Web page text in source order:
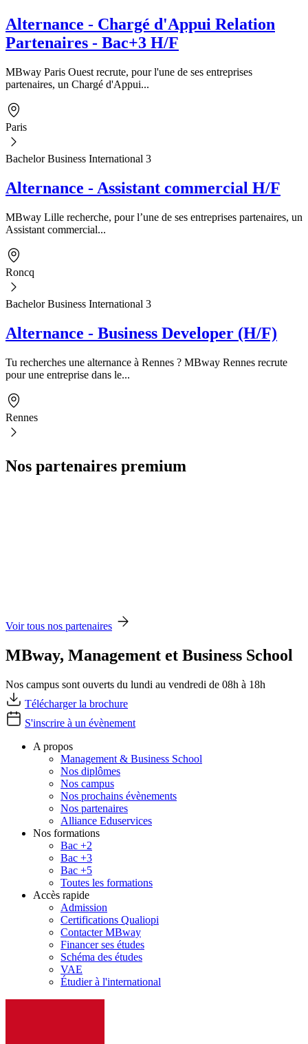
Alternance - Chargé d'Appui Relation
Partenaires - Bac+3 H/F
MBway Paris Ouest recrute, pour l'une de ses entreprises
partenaires, un Chargé d'Appui...
Paris
Bachelor Business International 3
Alternance - Assistant commercial H/F
MBway Lille recherche, pour l’une de ses entreprises partenaires, un
Assistant commercial...
Roncq
Bachelor Business International 3
Alternance - Business Developer (H/F)
Tu recherches une alternance à Rennes ? MBway Rennes recrute
pour une entreprise dans le...
Rennes
Nos partenaires premium
Voir tous nos partenaires
MBway, Management et Business School
Nos campus sont ouverts du lundi au vendredi de 08h à 18h
Télécharger la brochure
S'inscrire à un évènement
A propos
Management & Business School
Nos diplômes
Nos campus
Nos prochains évènements
Nos partenaires
Alliance Eduservices
Nos formations
Bac +2
Bac +3
Bac +5
Toutes les formations
Accès rapide
Admission
Certifications Qualiopi
Contacter MBway
Financer ses études
Schéma des études
VAE
Étudier à l'international